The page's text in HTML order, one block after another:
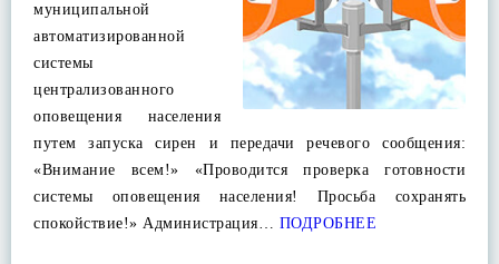
муниципальной
автоматизированной
системы
централизованного
оповещения населения
путем запуска сирен и передачи речевого сообщения:
«Внимание всем!» «Проводится проверка готовности
системы оповещения населения! Просьба сохранять
спокойствие!» Администрация… ПОДРОБНЕЕ